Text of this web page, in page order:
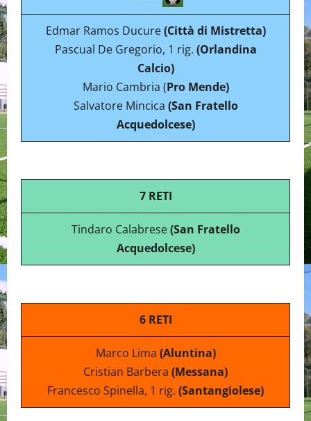
Edmar Ramos Ducure(Città di Mistretta)
Pascual De Gregorio, 1 rig. (Orlandina
Calcio)
Mario Cambria (Pro Mende)
Salvatore Mincica (San Fratello
Acquedolcese)
7 RETI
Tindaro Calabrese(San Fratello
Acquedolcese)
6 RETI
Marco Lima (Aluntina)
Cristian Barbera (Messana)
Francesco Spinella, 1 rig. (Santangiolese)